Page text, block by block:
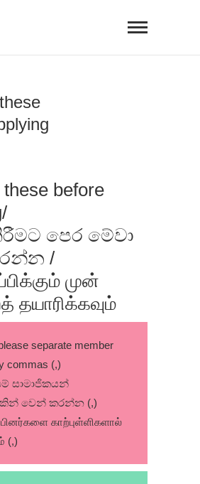
before
පෙර මේවා
/
முன்
தயாரிக்கவும்
separate member
commas (,)
සාමාජිකයන්
වෙන් කරන්න (,)
காற்புள்ளிகளால்
(,)